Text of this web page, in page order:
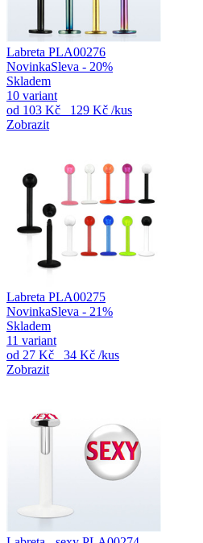
Labreta PLA00276
NovinkaSleva - 20%
Skladem
10 variant
od 103 Kč 129 Kč /kus
Zobrazit
Labreta PLA00275
NovinkaSleva - 21%
Skladem
11 variant
od 27 Kč 34 Kč /kus
Zobrazit